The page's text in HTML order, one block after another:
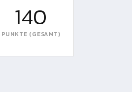
140
PUNKTE (GESAMT)